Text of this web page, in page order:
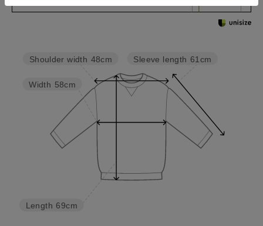
Sleeve length 61cm
Length 69cm
Width 58cm
Shoulder width 48cm